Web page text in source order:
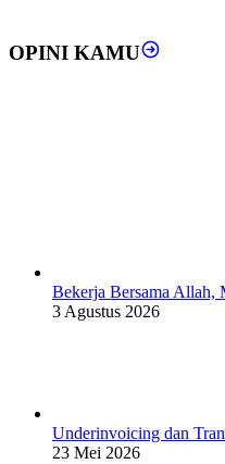
OPINI KAMU
Bekerja Bersama Allah,
3 Agustus 2026
Underinvoicing dan
23 Mei 2026